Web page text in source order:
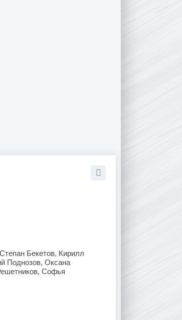
Бекетов, Кирилл
Поднозов, Оксана
Софья